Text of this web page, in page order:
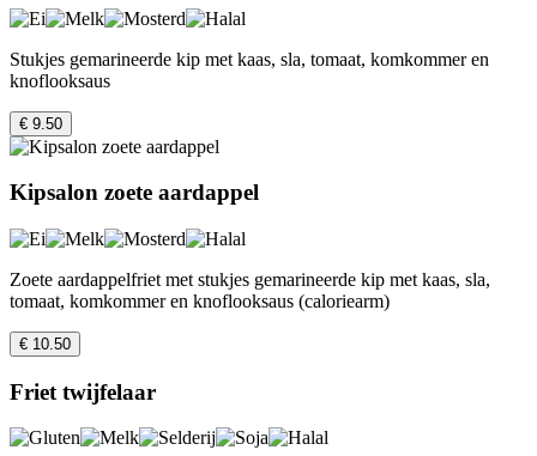
Stukjes gemarineerde kip met kaas, sla, tomaat, komkommer en
knoflooksaus
€ 9.50
Kipsalon zoete aardappel
Zoete aardappelfriet met stukjes gemarineerde kip met kaas, sla,
tomaat, komkommer en knoflooksaus (caloriearm)
€ 10.50
Friet twijfelaar